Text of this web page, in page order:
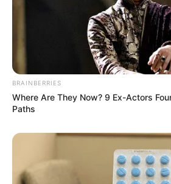
quotes gujarati
romantic shayari
sexy shayari
Shayari english
BRAINBERRIES
Where Are They Now? 9 Ex-Actors
Paths